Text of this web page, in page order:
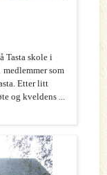
Tasta skole i
som
Etter litt
og kveldens ...